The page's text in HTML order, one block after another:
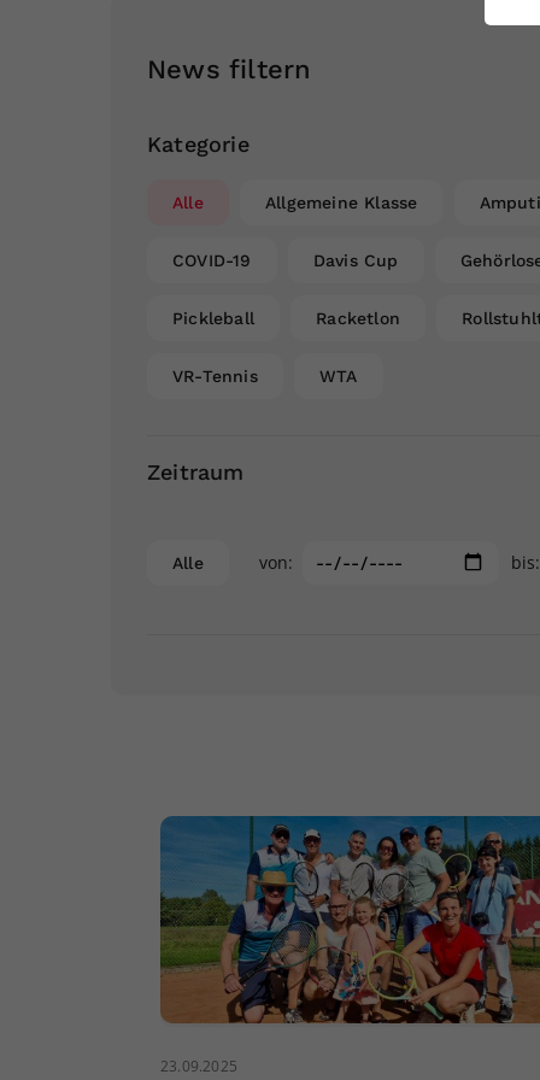
News filtern
Kategorie
Alle Allgemeine Klasse
COVID-19 Davis Cup
Pickleball Racketlon
VR-Tennis WTA
Zeitraum
Alle von: bis:
23.09.2025